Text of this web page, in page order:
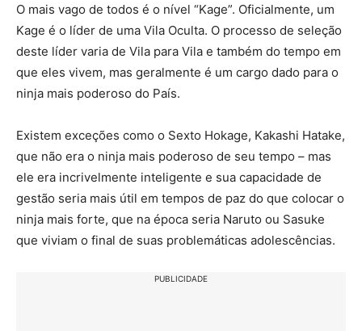
O mais vago de todos é o nível “Kage”. Oficialmente, um
Kage é o líder de uma Vila Oculta. O processo de seleção
deste líder varia de Vila para Vila e também do tempo em
que eles vivem, mas geralmente é um cargo dado para o
ninja mais poderoso do País.
Existem exceções como o Sexto Hokage, Kakashi Hatake,
que não era o ninja mais poderoso de seu tempo – mas
ele era incrivelmente inteligente e sua capacidade de
gestão seria mais útil em tempos de paz do que colocar o
ninja mais forte, que na época seria Naruto ou Sasuke
que viviam o final de suas problemáticas adolescências.
PUBLICIDADE